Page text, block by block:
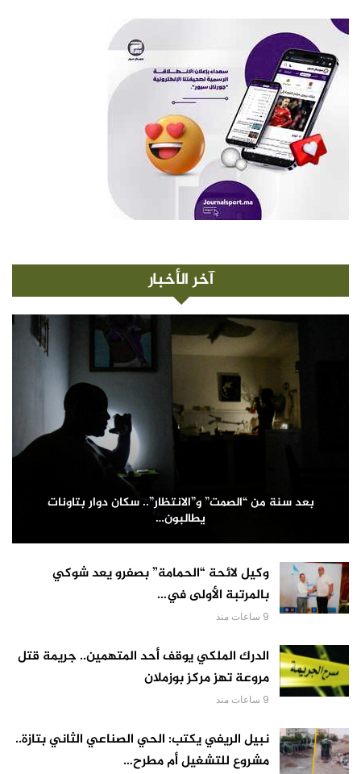
آخر الأخبار
بعد سنة من “الصمت” و”الانتظار”.. سكان دوار بتاونات
يطالبون…
وكيل لائحة “الحمامة” بصفرو يعد شوكي
بالمرتبة الأولى في…
9 ساعات منذ
الدرك الملكي يوقف أحد المتهمين.. جريمة قتل
مروعة تهز مركز بوزملان
9 ساعات منذ
نبيل الريفي يكتب: الحي الصناعي الثاني بتازة..
مشروع للتشغيل أم مطرح…